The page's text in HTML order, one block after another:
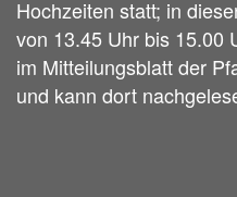
Hochzeiten statt; in
von 13.45 Uhr bis 15.00
im Mitteilungsblatt der
und kann dort